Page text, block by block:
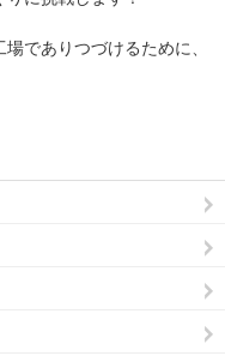
でありつづけるために、